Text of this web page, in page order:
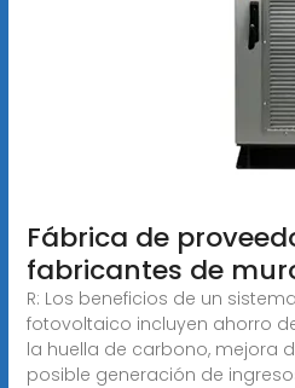
Fábrica de
fabricantes de
R: Los beneficios de un
fotovoltaico incluyen ahorro
la huella de carbono, mejora
posible generación de